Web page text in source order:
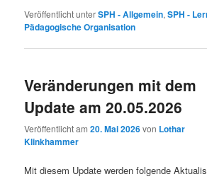
Veröffentlicht unterSPH - Allgemein,SPH -
Pädagogische Organisation
Veränderungen mit dem
Update am 20.05.2026
Veröffentlicht am20. Mai 2026von Lothar
Klinkhammer
Mit diesem Update werden folgende